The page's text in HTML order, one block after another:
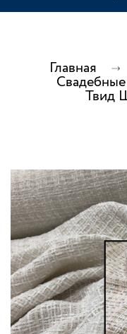
Главная
Твид